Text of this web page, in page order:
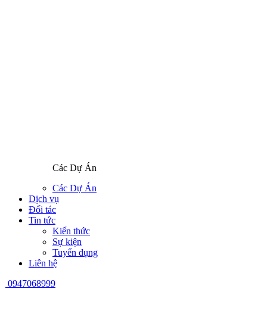
Các Dự Án
Các Dự Án
Dịch vụ
Đối tác
Tin tức
Kiến thức
Sự kiện
Tuyển dụng
Liên hệ
0947068999